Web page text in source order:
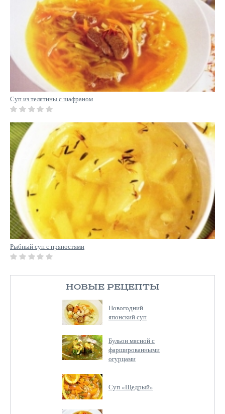
НОВЫЕ РЕЦЕПТЫ
Новогодний
японский суп
Бульон мясной с
фаршированными
огурцами
Суп «Щедрый»
Суп из телятины с шафраном
Рыбный суп с пряностями